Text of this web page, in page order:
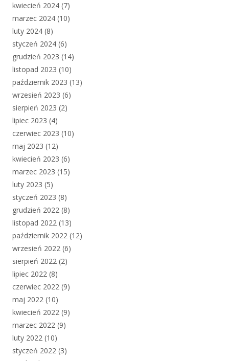
kwiecień 2024 (7)
marzec 2024 (10)
luty 2024 (8)
styczeń 2024 (6)
grudzień 2023 (14)
listopad 2023 (10)
październik 2023 (13)
wrzesień 2023 (6)
sierpień 2023 (2)
lipiec 2023 (4)
czerwiec 2023 (10)
maj 2023 (12)
kwiecień 2023 (6)
marzec 2023 (15)
luty 2023 (5)
styczeń 2023 (8)
grudzień 2022 (8)
listopad 2022 (13)
październik 2022 (12)
wrzesień 2022 (6)
sierpień 2022 (2)
lipiec 2022 (8)
czerwiec 2022 (9)
maj 2022 (10)
kwiecień 2022 (9)
marzec 2022 (9)
luty 2022 (10)
styczeń 2022 (3)